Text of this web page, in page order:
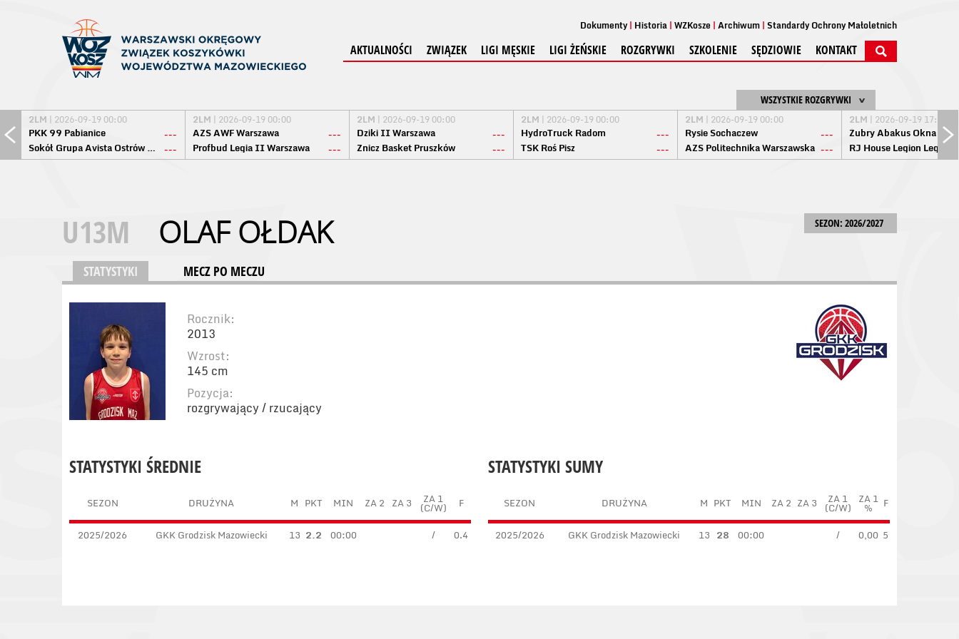
Dokumenty Historia WZKosze Archiwum Standardy Ochrony Małoletnich
AKTUALNOŚCI ZWIĄZEK LIGI MĘSKIE LIGI ŻEŃSKIE ROZGRYWKI SZKOLENIE SĘDZIOWIE KONTAKT
WSZYSTKIE ROZGRYWKI
2LM | 2026-09-19 00:00
PKK 99 Pabianice
---
Sokół Grupa Avista Ostrów Maz. ---
2LM | 2026-09-19 00:00
AZS AWF Warszawa
---
Profbud Legia II Warszawa
---
2LM | 2026-09-19 00:00
Dziki II Warszawa
---
Znicz Basket Pruszków
---
2LM | 2026-09-19 00:00
HydroTruck Radom
---
TSK Roś Pisz
---
2LM | 2026-09-19 00:00
Rysie Sochaczew
---
AZS Politechnika Warszawska ---
2LM | 2026-09-19 17:00
Żubry Abakus Okna
RJ House Legion
SEZON: 2026/2027
U13M OLAF OŁDAK
STATYSTYKI MECZ PO MECZU
Rocznik:
2013
Wzrost:
145 cm
Pozycja:
rozgrywający / rzucający
STATYSTYKI SUMY
SEZON DRUŻYNA M PKT MIN ZA 2 ZA 3 ZA 1
(C/W)
ZA 1
% F
2025/2026 GKK Grodzisk Mazowiecki 13 28 00:00 / 0,00 5
STATYSTYKI ŚREDNIE
SEZON DRUŻYNA M PKT MIN ZA 2 ZA 3 ZA 1
(C/W) F
2025/2026 GKK Grodzisk Mazowiecki 13 2.2 00:00 / 0.4